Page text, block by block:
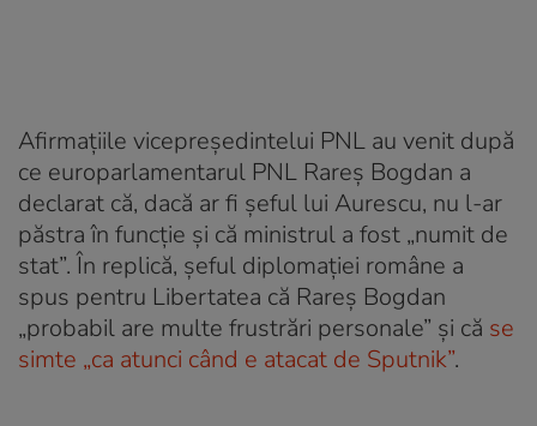
Afirmațiile vicepreședintelui PNL au venit după
ce europarlamentarul PNL Rareş Bogdan a
declarat că, dacă ar fi șeful lui Aurescu, nu l-ar
păstra în funcție și că ministrul a fost „numit de
stat”. În replică, șeful diplomației române a
spus pentru Libertatea că Rareș Bogdan
„probabil are multe frustrări personale” și că se
simte „ca atunci când e atacat de Sputnik”.